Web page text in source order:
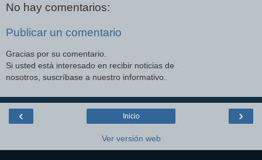
No hay comentarios:
Publicar un comentario
Gracias por su comentario.
Si usted está interesado en recibir noticias de
nosotros, suscríbase a nuestro informativo.
‹ ›
Inicio
Ver versión web